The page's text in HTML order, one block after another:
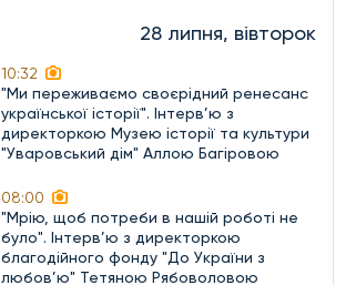
28 липня, вівторок
10:32
"Ми переживаємо своєрідний ренесанс
української історії". Інтерв’ю з
директоркою Музею історії та культури
"Уваровський дім" Аллою Багіровою
08:00
"Мрію, щоб потреби в нашій роботі не
було". Інтерв’ю з директоркою
благодійного фонду "До України з
любов’ю" Тетяною Рябоволовою